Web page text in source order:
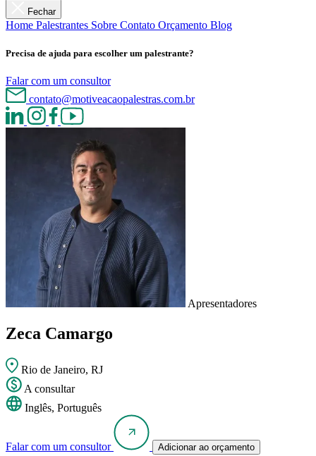
Fechar
Home Palestrantes Sobre Contato Orçamento Blog
Precisa de ajuda para escolher um palestrante?
Falar com um consultor
contato@motiveacaopalestras.com.br
Apresentadores
Zeca Camargo
Rio de Janeiro, RJ
A consultar
Inglês, Português
Falar com um consultor Adicionar ao orçamento